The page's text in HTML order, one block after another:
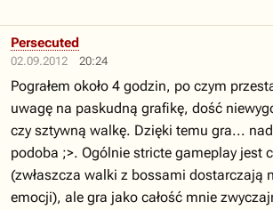
02.09.2012 20:24
Persecuted
Pograłem około 4 godzin, po czym
uwagę na paskudną grafikę, dość
czy sztywną walkę. Dzięki temu gra...
podoba ;>. Ogólnie stricte gameplay jest
(zwłaszcza walki z bossami dostarczają
emocji), ale gra jako całość mnie